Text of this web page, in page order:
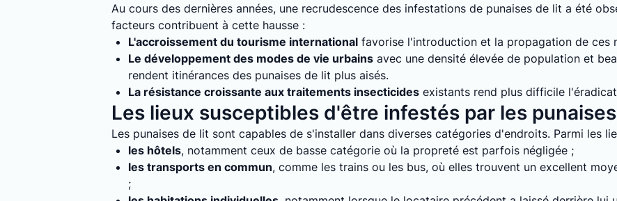
Au cours des dernières années, une recrudescence des infestations de punaises de lit a été
facteurs contribuent à cette hausse :
L'accroissement du tourisme international favorise l'introduction et la propagation de ces
Le développement des modes de vie urbains avec une densité élevée de population et
rendent itinérances des punaises de lit plus aisés.
La résistance croissante aux traitements insecticides existants rend plus difficile
Les lieux susceptibles d'être infestés par les
Les punaises de lit sont capables de s'installer dans diverses catégories d'endroits. Parmi les
les hôtels, notamment ceux de basse catégorie où la propreté est parfois négligée ;
les transports en commun, comme les trains ou les bus, où elles trouvent un excellent
;